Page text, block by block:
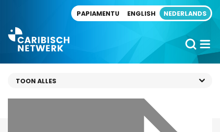
PAPIAMENTU ENGLISH NEDERLANDS